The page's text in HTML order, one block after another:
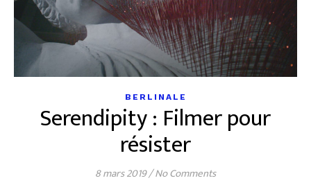
BERLINALE
Serendipity : Filmer pour
résister
8 mars 2019/No Comments